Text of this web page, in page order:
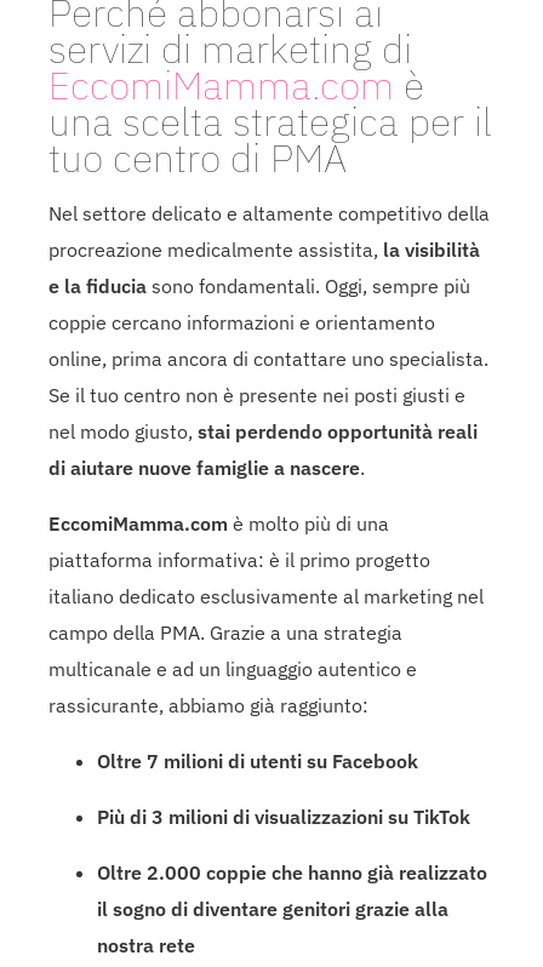
Perché abbonarsi ai
servizi di marketing di
EccomiMamma.com è
una scelta strategica per il
tuo centro di PMA
Nel settore delicato e altamente competitivo della
procreazione medicalmente assistita, la visibilità
e la fiducia sono fondamentali. Oggi, sempre più
coppie cercano informazioni e orientamento
online, prima ancora di contattare uno specialista.
Se il tuo centro non è presente nei posti giusti e
nel modo giusto, stai perdendo opportunità reali
di aiutare nuove famiglie a nascere.
EccomiMamma.com è molto più di una
piattaforma informativa: è il primo progetto
italiano dedicato esclusivamente al marketing nel
campo della PMA. Grazie a una strategia
multicanale e ad un linguaggio autentico e
rassicurante, abbiamo già raggiunto:
Oltre 7 milioni di utenti su Facebook
Più di 3 milioni di visualizzazioni su TikTok
Oltre 2.000 coppie che hanno già realizzato
il sogno di diventare genitori grazie alla
nostra rete